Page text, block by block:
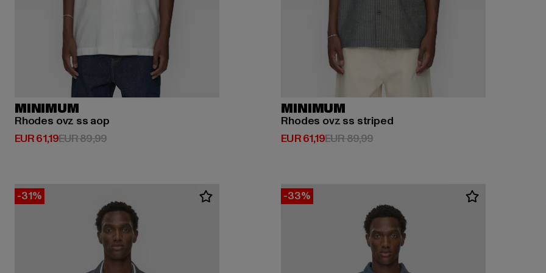
MINIMUM
Rhodes ovz ss aop
EUR 61,19
Derzeitiger Preis: EUR 61,19
EUR 89,99Aktionspreis: EUR 89,99
MINIMUM
Rhodes ovz ss striped
EUR 61,19
Derzeitiger Preis: EUR 61,19
EUR 89,99Aktionspreis: EUR 89,99
-31% -33%